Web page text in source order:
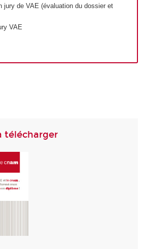
jury de VAE (évaluation du dossier et
VAE
télécharger